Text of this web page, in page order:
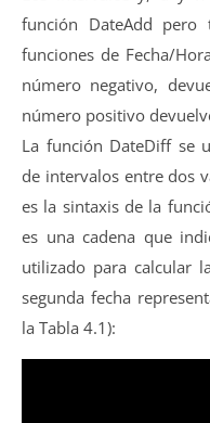
función DateAdd pero
funciones de Fecha/
número negativo,
número positivo
La función DateDiff se
de intervalos entre dos
es la sintaxis de la
es una cadena que
utilizado para calcular
segunda fecha
la Tabla 4.1):